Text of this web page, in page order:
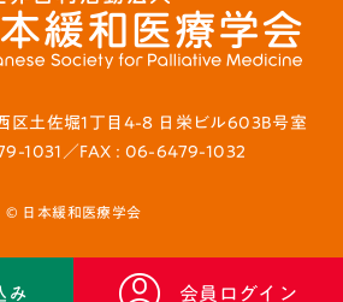
み 会員ログイン
区土佐堀1丁目4-8 日栄ビル603B号室
1031／FAX : 06-6479-1032
© 日本緩和医療学会